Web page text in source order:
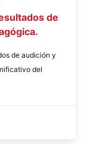
de
de audición y
del